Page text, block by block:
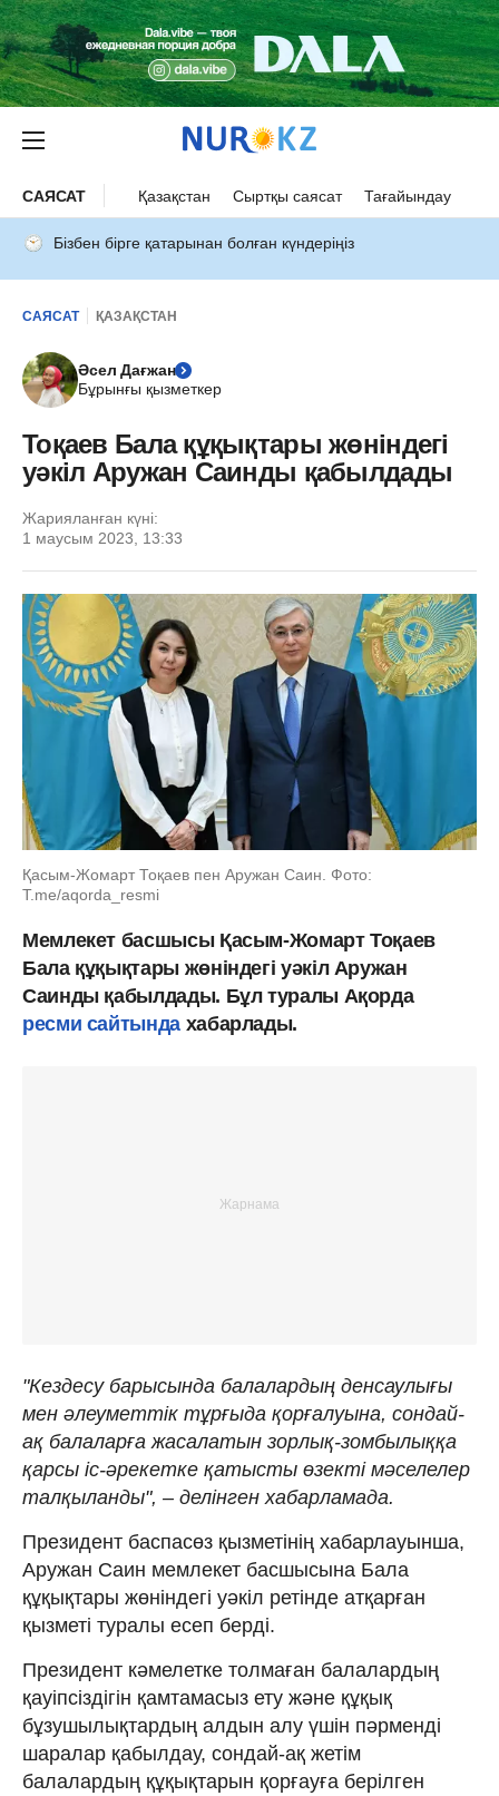
САЯСАТ Қазақстан Сыртқы саясат Тағайындау
Бізбен бірге қатарынан болған күндеріңіз
САЯСАТ ҚАЗАҚСТАН
Әсел Дағжан
Бұрынғы қызметкер
Тоқаев Бала құқықтары жөніндегі
уәкіл Аружан Саинды қабылдады
Жарияланған күні:
1 маусым 2023, 13:33
Қасым-Жомарт Тоқаев пен Аружан Саин. Фото:
Т.me/aqorda_resmi
Мемлекет басшысы Қасым-Жомарт Тоқаев
Бала құқықтары жөніндегі уәкіл Аружан
Саинды қабылдады. Бұл туралы Ақорда
ресми сайтындахабарлады.
"Кездесу барысында балалардың денсаулығы
мен әлеуметтік тұрғыда қорғалуына, сондай-
ақ балаларға жасалатын зорлық-зомбылыққа
қарсы іс-әрекетке қатысты өзекті мәселелер
талқыланды", – делінген хабарламада.
Президент баспасөз қызметінің хабарлауынша,
Аружан Саин мемлекет басшысына Бала
құқықтары жөніндегі уәкіл ретінде атқарған
қызметі туралы есеп берді.
Президент кәмелетке толмаған балалардың
қауіпсіздігін қамтамасыз ету және құқық
бұзушылықтардың алдын алу үшін пәрменді
шаралар қабылдау, сондай-ақ жетім
балалардың құқықтарын қорғауға берілген